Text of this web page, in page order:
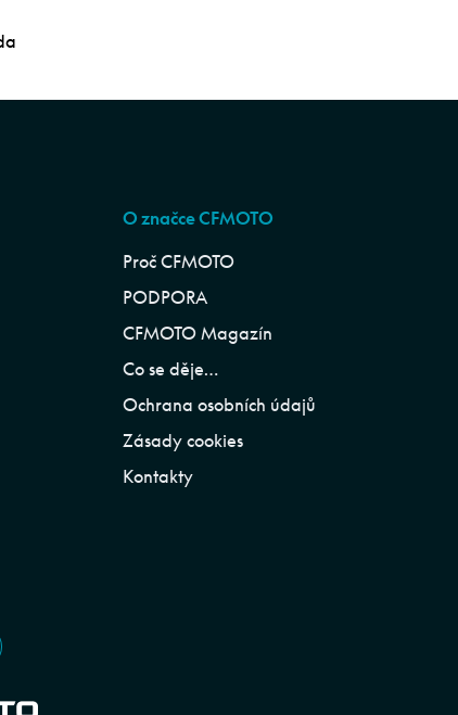
O značce CFMOTO
Proč CFMOTO
PODPORA
CFMOTO Magazín
Co se děje…
Ochrana osobních údajů
Zásady cookies
Kontakty